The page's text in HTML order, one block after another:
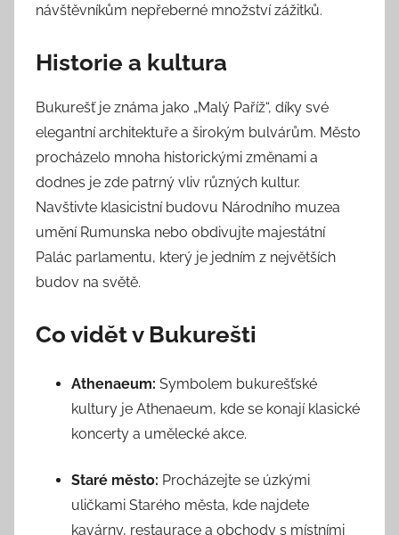
návštěvníkům nepřeberné množství zážitků.
Historie a kultura
Bukurešť je známa jako „Malý Paříž“, díky své
elegantní architektuře a širokým bulvárům. Město
procházelo mnoha historickými změnami a
dodnes je zde patrný vliv různých kultur.
Navštivte klasicistní budovu Národního muzea
umění Rumunska nebo obdivujte majestátní
Palác parlamentu, který je jedním z největších
budov na světě.
Co vidět v Bukurešti
Athenaeum: Symbolem bukurešťské
kultury je Athenaeum, kde se konají klasické
koncerty a umělecké akce.
Staré město: Procházejte se úzkými
uličkami Starého města, kde najdete
kavárny, restaurace a obchody s místními